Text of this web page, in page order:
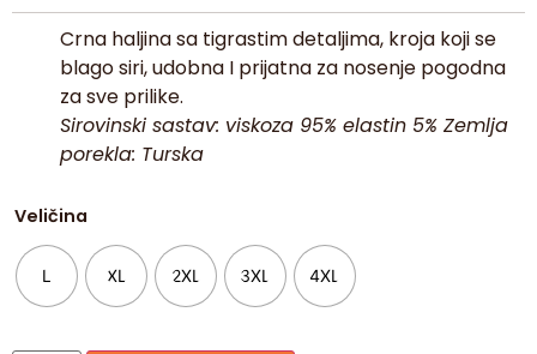
Crna haljina sa tigrastim detaljima, kroja koji se
blago siri, udobna I prijatna za nosenje pogodna
za sve prilike.
Sirovinski sastav: viskoza 95% elastin 5% Zemlja
porekla: Turska
Veličina
L XL 2XL 3XL 4XL